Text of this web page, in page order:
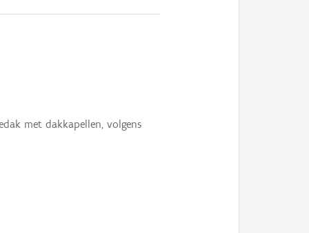
met dakkapellen, volgens